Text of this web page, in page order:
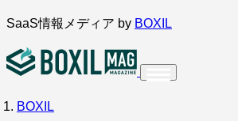
内
を
キ
SaaS情報メディア by BOXIL
インタビュー
BOXIL